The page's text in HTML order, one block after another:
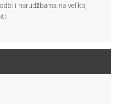
i narudžbama na veliko,